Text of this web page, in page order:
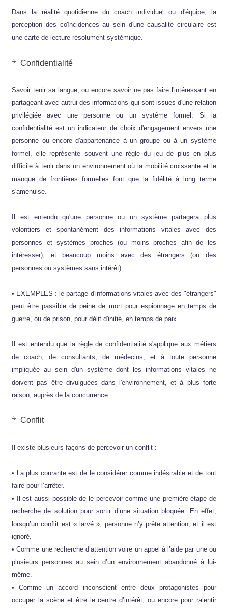
Dans la réalité quotidienne du coach individuel ou d'équipe, la
perception des coïncidences au sein d'une causalité circulaire est
une carte de lecture résolument systémique.
Confidentialité
Savoir tenir sa langue, ou encore savoir ne pas faire l'intéressant en
partageant avec autrui des informations qui sont issues d'une relation
privilégiée avec une personne ou un système formel. Si la
confidentialité est un indicateur de choix d'engagement envers une
personne ou encore d'appartenance à un groupe ou à un système
formel, elle représente souvent une règle du jeu de plus en plus
difficile à tenir dans un environnement où la mobilité croissante et le
manque de frontières formelles font que la fidélité à long terme
s'amenuise.
Il est entendu qu'une personne ou un système partagera plus
volontiers et spontanément des informations vitales avec des
personnes et systèmes proches (ou moins proches afin de les
intéresser), et beaucoup moins avec des étrangers (ou des
personnes ou systèmes sans intérêt).
• EXEMPLES : le partage d'informations vitales avec des "étrangers"
peut être passible de peine de mort pour espionnage en temps de
guerre, ou de prison, pour délit d'initié, en temps de paix.
Il est entendu que la règle de confidentialité s'applique aux métiers
de coach, de consultants, de médecins, et à toute personne
impliquée au sein d'un système dont les informations vitales ne
doivent pas être divulguées dans l'environnement, et à plus forte
raison, auprès de la concurrence.
Conflit
Il existe plusieurs façons de percevoir un conflit :
• La plus courante est de le considérer comme indésirable et de tout
faire pour l’arrêter.
• Il est aussi possible de le percevoir comme une première étape de
recherche de solution pour sortir d’une situation bloquée. En effet,
lorsqu’un conflit est « larvé », personne n’y prête attention, et il est
ignoré.
• Comme une recherche d’attention voire un appel à l’aide par une ou
plusieurs personnes au sein d’un environnement abandonné à lui-
même.
• Comme un accord inconscient entre deux protagonistes pour
occuper la scène et être le centre d’intérêt, ou encore pour ralentir